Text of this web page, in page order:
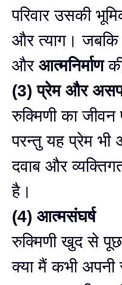
परिवार उसकी
और त्याग। जबकि
और आत्मनिर्माण
(3) प्रेम और
रुक्मिणी का
परन्तु यह प्रेम भी
दवाब और
है।
(4) आत्मसंघर्ष
रुक्मिणी खुद से
क्या मैं कभी अपनी